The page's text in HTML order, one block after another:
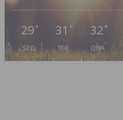
29 °
SEG
31 °
TER
32 °
QUA